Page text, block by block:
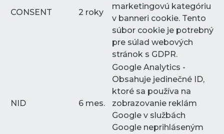
CONSENT 2 roky
marketingovú kategóriu
v banneri cookie. Tento
súbor cookie je potrebný
pre súlad webových
stránok s GDPR.
NID 6 mes.
Google Analytics -
Obsahuje jedinečné ID,
ktoré sa používa na
zobrazovanie reklám
Google v službách
Google neprihláseným